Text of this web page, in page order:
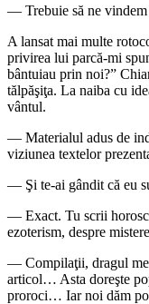
— Trebuie să ne vindem
A lansat mai multe
privirea lui parcă-mi
bântuiau prin noi?”
tălpăşiţa. La naiba cu
vântul.
— Materialul adus de
viziunea textelor
— Şi te-ai gândit că eu
— Exact. Tu scrii
ezoterism, despre
— Compilaţii, dragul
articol… Asta doreşte
proroci… Iar noi dăm